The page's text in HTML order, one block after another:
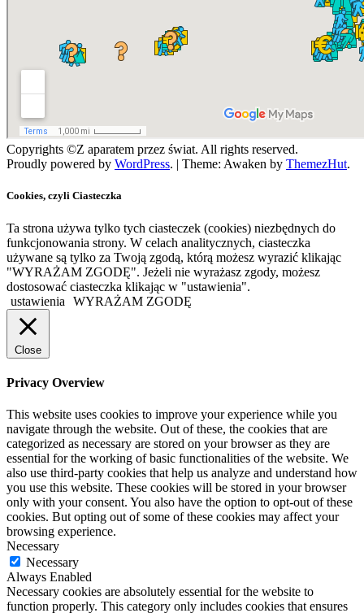
Copyrights ©Z aparatem przez świat. All rights reserved.
Proudly powered by WordPress. | Theme: Awaken by ThemezHut.
Cookies, czyli Ciasteczka
Ta strona używa tylko tych ciasteczek (cookies) niezbędnych do
funkcjonowania strony. W celach analitycznych, ciasteczka
używane są tylko za Twoją zgodą, którą możesz wyrazić klikając
"WYRAŻAM ZGODĘ". Jeżeli nie wyrażasz zgody, możesz
dostosować ciasteczka klikając w "ustawienia".
ustawienia
WYRAŻAM ZGODĘ
Close
Privacy Overview
This website uses cookies to improve your experience while you
navigate through the website. Out of these, the cookies that are
categorized as necessary are stored on your browser as they are
essential for the working of basic functionalities of the website. We
also use third-party cookies that help us analyze and understand how
you use this website. These cookies will be stored in your browser
only with your consent. You also have the option to opt-out of these
cookies. But opting out of some of these cookies may affect your
browsing experience.
Necessary
Necessary
Always Enabled
Necessary cookies are absolutely essential for the website to
function properly. This category only includes cookies that ensures